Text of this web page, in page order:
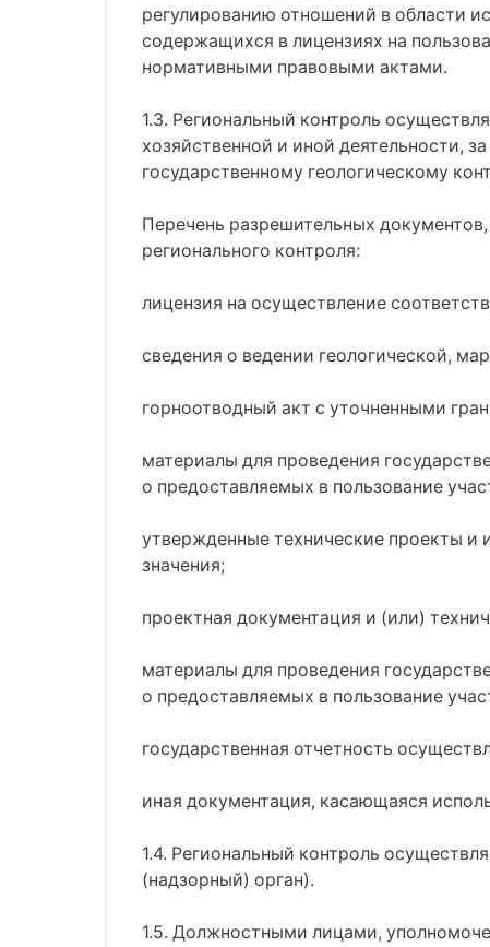
регулированию отношений в области
содержащихся в лицензиях на
нормативными правовыми актами.
1.3. Региональный контроль
хозяйственной и иной деятельности,
государственному геологическому
Перечень разрешительных
регионального контроля:
лицензия на осуществление
сведения о ведении геологической,
горноотводный акт с уточненными
материалы для проведения
о предоставляемых в пользование
утвержденные технические проекты и
значения;
проектная документация и (или)
материалы для проведения
о предоставляемых в пользование
государственная отчетность
иная документация, касающаяся
1.4. Региональный контроль
(надзорный) орган).
1.5. Должностными лицами,